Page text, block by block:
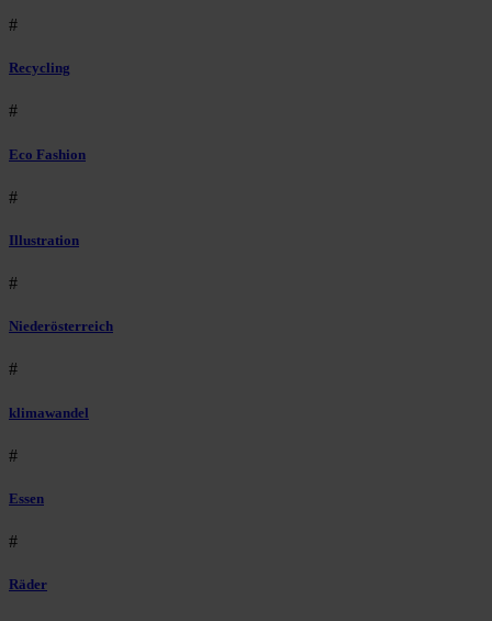
#
Recycling
#
Eco Fashion
#
Illustration
#
Niederösterreich
#
klimawandel
#
Essen
#
Räder